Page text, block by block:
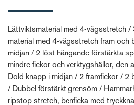
Lättviktsmaterial med 4-vägsstretch
material med 4-vägsstretch fram och
midjan / 2 löst hängande förstärkta
mindre fickor och verktygshällor, den
Dold knapp i midjan / 2 framfickor / 2
/ Dubbel förstärkt grensöm /
ripstop stretch, benficka med